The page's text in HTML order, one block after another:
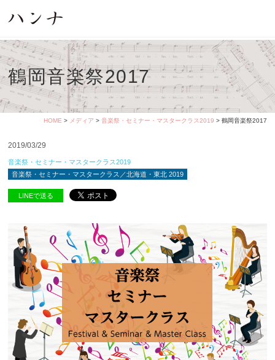
鶴岡音楽祭2017
HOME > メディア > 音楽祭・セミナー・マスタークラス2019 > 鶴岡音楽祭2017
2019/03/29
音楽祭・セミナー・マスタークラス2019
音楽祭・セミナー・マスタークラス／北海道・東北 2019
LINEで送る